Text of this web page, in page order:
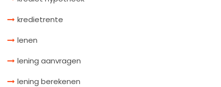
kredietrente
lenen
lening aanvragen
lening berekenen